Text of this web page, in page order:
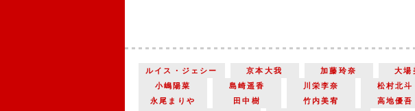
ルイス・ジェシー 京本大我 加藤玲奈 大場
小嶋陽菜
島崎遥香 川栄李奈 松村北斗
永尾まりや
田中樹 竹内美宥 高地優吾